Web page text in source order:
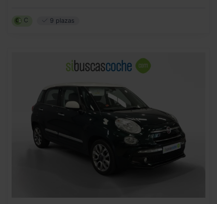
C 9 plazas